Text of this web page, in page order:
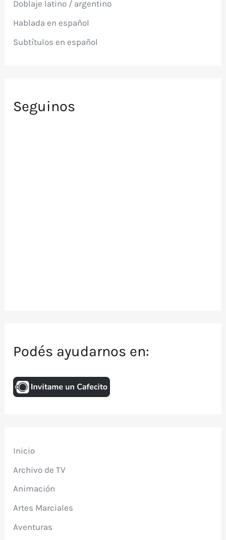
o
:
Doblaje latino / argentino
Hablada en español
Subtítulos en español
Seguinos
Podés ayudarnos en:
Inicio
Archivo de TV
Animación
Artes Marciales
Aventuras